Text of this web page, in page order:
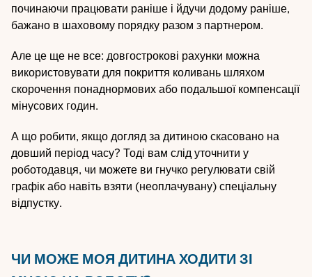
починаючи працювати раніше і йдучи додому раніше,
бажано в шаховому порядку разом з партнером.
Але це ще не все: довгострокові рахунки можна
використовувати для покриття коливань шляхом
скорочення понаднормових або подальшої компенсації
мінусових годин.
А що робити, якщо догляд за дитиною скасовано на
довший період часу? Тоді вам слід уточнити у
роботодавця, чи можете ви гнучко регулювати свій
графік або навіть взяти (неоплачувану) спеціальну
відпустку.
ЧИ МОЖЕ МОЯ ДИТИНА ХОДИТИ ЗІ